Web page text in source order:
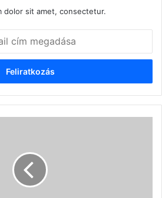
dolor sit amet, consectetur.